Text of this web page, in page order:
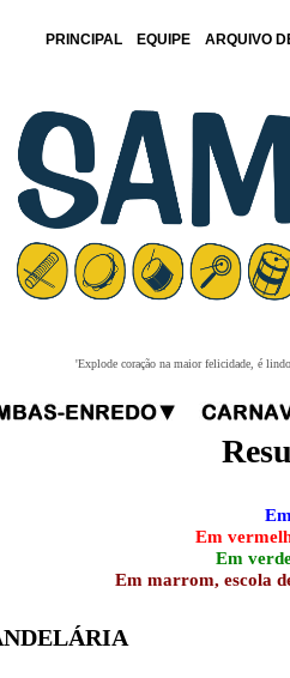
PRINCIPAL EQUIPE ARQUIVO
'Explode coração na maior felicidade, é
Em
Em
Em marrom, escola